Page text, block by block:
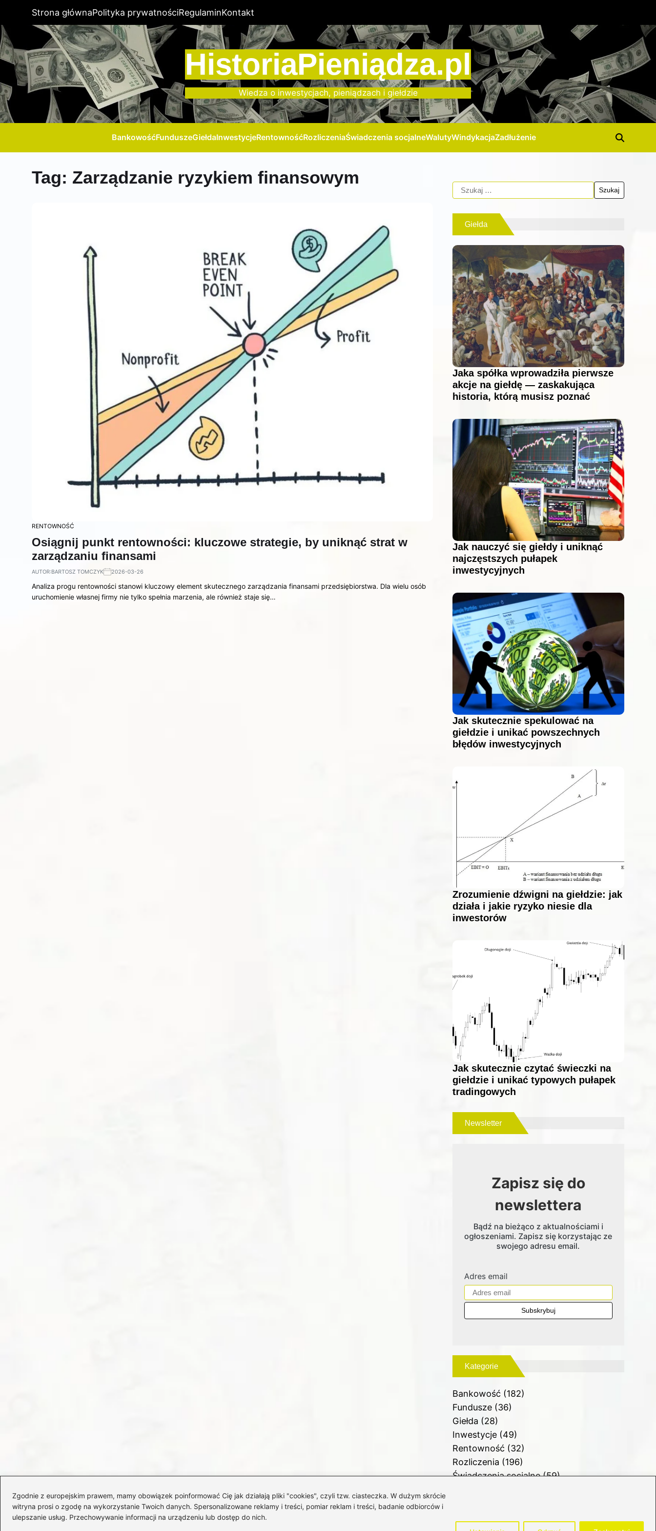
Zgodnie z europejskim prawem, mamy obowiązek poinformować Cię jak działają pliki "cookies", czyli tzw. ciasteczka. W dużym skrócie
witryna prosi o zgodę na wykorzystanie Twoich danych. Spersonalizowane reklamy i treści, pomiar reklam i treści, badanie odbiorców i
ulepszanie usług. Przechowywanie informacji na urządzeniu lub dostęp do nich.
Strona głównaPolityka prywatnościRegulaminKontakt
HistoriaPieniądza.pl
Wiedza o inwestycjach, pieniądzach i giełdzie
BankowośćFunduszeGiełdaInwestycjeRentownośćRozliczeniaŚwiadczenia socjalneWalutyWindykacjaZadłużenie
Tag: Zarządzanie ryzykiem finansowym
RENTOWNOŚĆ
Osiągnij punkt rentowności: kluczowe strategie, by uniknąć strat w
zarządzaniu finansami
AUTOR:BARTOSZ TOMCZYK 2026-03-26
Analiza progu rentowności stanowi kluczowy element skutecznego zarządzania finansami przedsiębiorstwa. Dla wielu osób
uruchomienie własnej firmy nie tylko spełnia marzenia, ale również staje się…
Giełda
Jaka spółka wprowadziła pierwsze
akcje na giełdę — zaskakująca
historia, którą musisz poznać
Jak nauczyć się giełdy i uniknąć
najczęstszych pułapek
inwestycyjnych
Jak skutecznie spekulować na
giełdzie i unikać powszechnych
błędów inwestycyjnych
Zrozumienie dźwigni na giełdzie: jak
działa i jakie ryzyko niesie dla
inwestorów
Jak skutecznie czytać świeczki na
giełdzie i unikać typowych pułapek
tradingowych
Newsletter
Zapisz się do
newslettera
Bądź na bieżąco z aktualnościami i
ogłoszeniami. Zapisz się korzystając ze
swojego adresu email.
Adres email
Kategorie
Bankowość (182)
Fundusze(36)
Giełda (28)
Inwestycje(49)
Rentowność (32)
Rozliczenia (196)
Świadczenia socjalne(59)